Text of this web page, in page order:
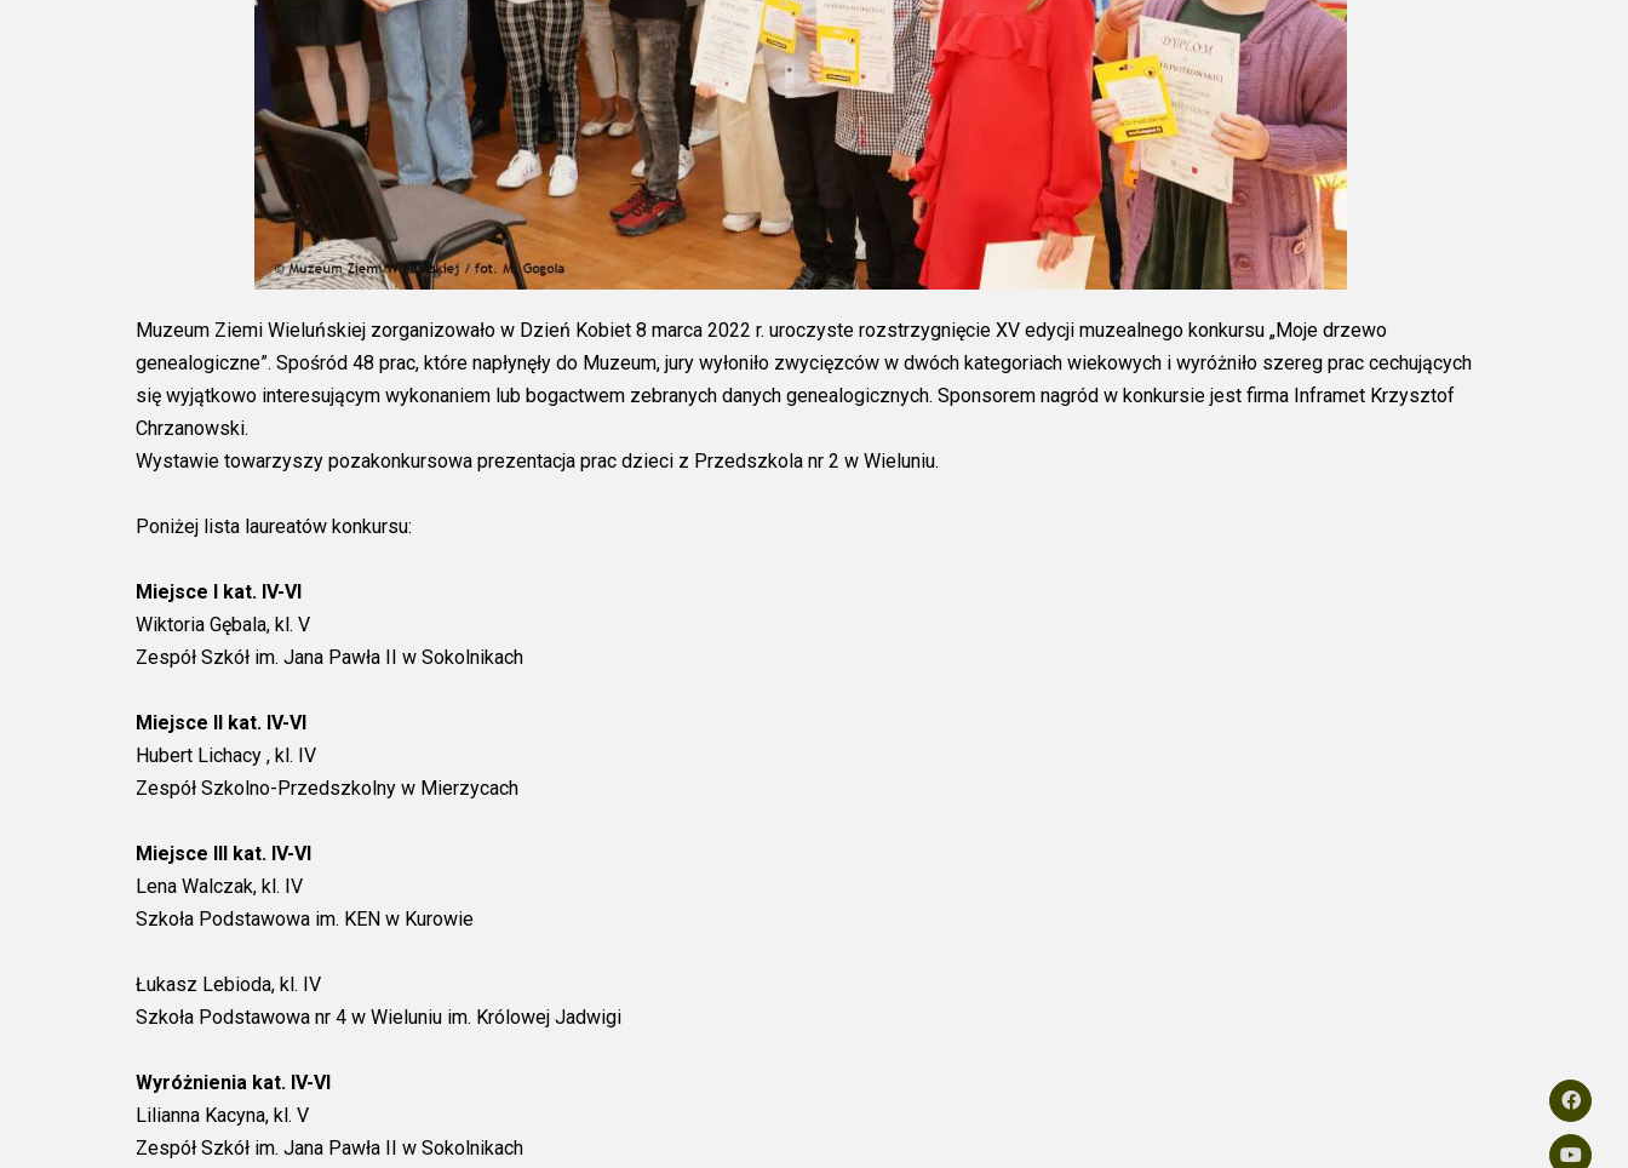
Muzeum Ziemi Wieluńskiej zorganizowało w Dzień Kobiet 8 marca 2022 r. uroczyste rozstrzygnięcie XV edycji muzealnego konkursu „Moje drzewo
genealogiczne”. Spośród 48 prac, które napłynęły do Muzeum, jury wyłoniło zwycięzców w dwóch kategoriach wiekowych i wyróżniło szereg prac cechujących
się wyjątkowo interesującym wykonaniem lub bogactwem zebranych danych genealogicznych. Sponsorem nagród w konkursie jest firma Inframet Krzysztof
Chrzanowski.
Wystawie towarzyszy pozakonkursowa prezentacja prac dzieci z Przedszkola nr 2 w Wieluniu.
Poniżej lista laureatów konkursu:
Miejsce I kat. IV-VI
Wiktoria Gębala, kl. V
Zespół Szkół im. Jana Pawła II w Sokolnikach
Miejsce II kat. IV-VI
Hubert Lichacy , kl. IV
Zespół Szkolno-Przedszkolny w Mierzycach
Miejsce III kat. IV-VI
Lena Walczak, kl. IV
Szkoła Podstawowa im. KEN w Kurowie
Łukasz Lebioda, kl. IV
Szkoła Podstawowa nr 4 w Wieluniu im. Królowej Jadwigi
Wyróżnienia kat. IV-VI
Lilianna Kacyna, kl. V
Zespół Szkół im. Jana Pawła II w Sokolnikach